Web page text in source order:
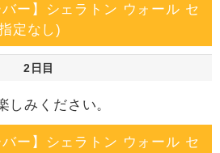
バー】シェラトン ウォール セ
定なし)
2日目
しみください。
バー】シェラトン ウォール セ